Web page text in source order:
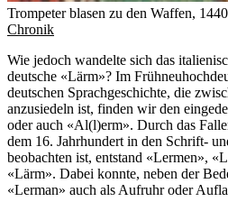
Trompeter blasen zu den Waffen,
Chronik
Wie jedoch wandelte sich das
deutsche «Lärm»? Im
deutschen Sprachgeschichte, die
anzusiedeln ist, finden wir den
oder auch «Al(l)erm». Durch das
dem 16. Jahrhundert in den Schrift-
beobachten ist, entstand «Lermen»,
«Lärm». Dabei konnte, neben der
«Lerman» auch als Aufruhr oder